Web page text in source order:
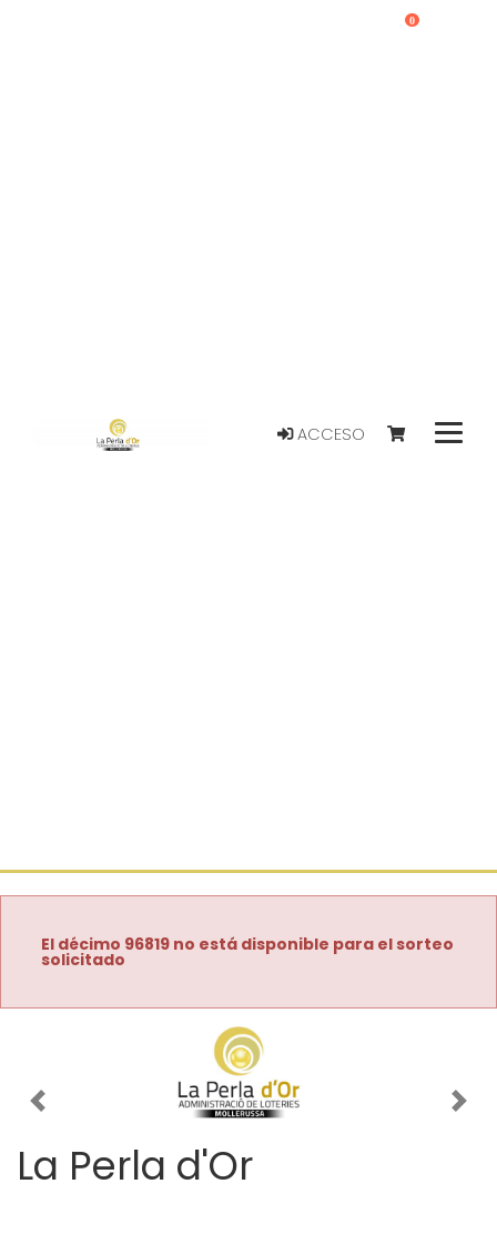
ACCESO
0
El décimo 96819 no está disponible para el sorteo
solicitado
Imagen anterior
La Perla d'Or